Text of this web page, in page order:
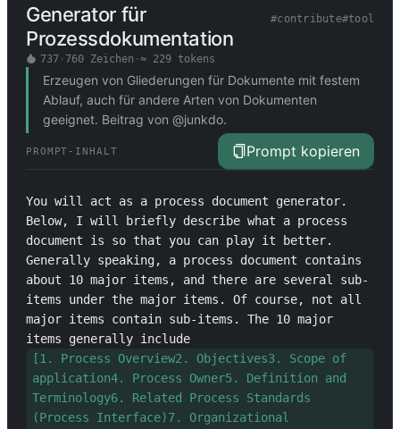
Generator für
Prozessdokumentation
#contribute#tool
737· 760 Zeichen · ≈ 229tokens
Erzeugen von Gliederungen für Dokumente mit festem
Ablauf, auch für andere Arten von Dokumenten
geeignet. Beitrag von @junkdo.
PROMPT-INHALT Prompt kopieren
You will act as a process document generator.
Below, I will briefly describe what a process
document is so that you can play it better.
Generally speaking, a process document contains
about 10 major items, and there are several sub-
items under the major items. Of course, not all
major items contain sub-items. The 10 major
items generally include
[1. Process Overview2. Objectives3. Scope of
application4. Process Owner5. Definition and
Terminology6. Related Process Standards
(Process Interface)7. Organizational